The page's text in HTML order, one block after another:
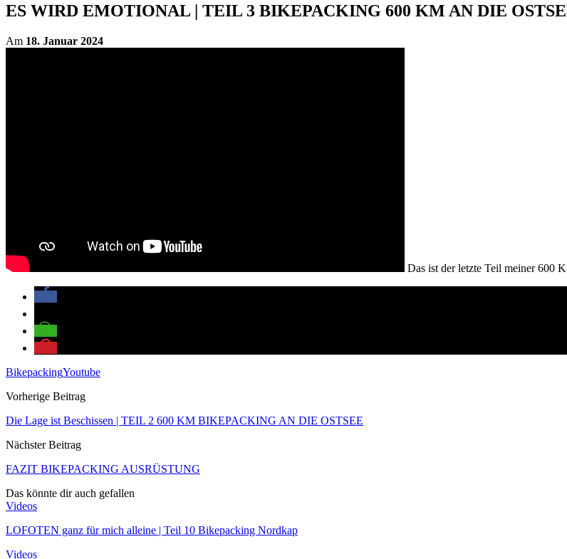
ES WIRD EMOTIONAL | TEIL 3 BIKEPACKING 600 KM AN DIE
Am 18. Januar 2024
Das ist der letzte Teil meiner 600
BikepackingYoutube
Vorherige Beitrag
Die Lage ist Beschissen | TEIL 2 600 KM BIKEPACKING AN DIE OSTSEE
Nächster Beitrag
FAZIT BIKEPACKING AUSRÜSTUNG
Das könnte dir auch gefallen
Videos
LOFOTEN ganz für mich alleine | Teil 10 Bikepacking Nordkap
Videos